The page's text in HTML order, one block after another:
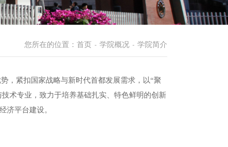
您所在的位置： 首页 - 学院概况 - 学院简介
，紧扣国家战略与新时代首都发展需求，以“聚
术专业，致力于培养基础扎实、特色鲜明的创新
济平台建设。